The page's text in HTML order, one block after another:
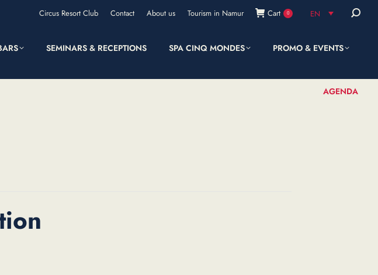
Circus Resort Club Contact About us Tourism in Namur Cart 0 EN Search:
SEMINARS & RECEPTIONS SPA CINQ MONDES PROMO & EVENTS
AGENDA